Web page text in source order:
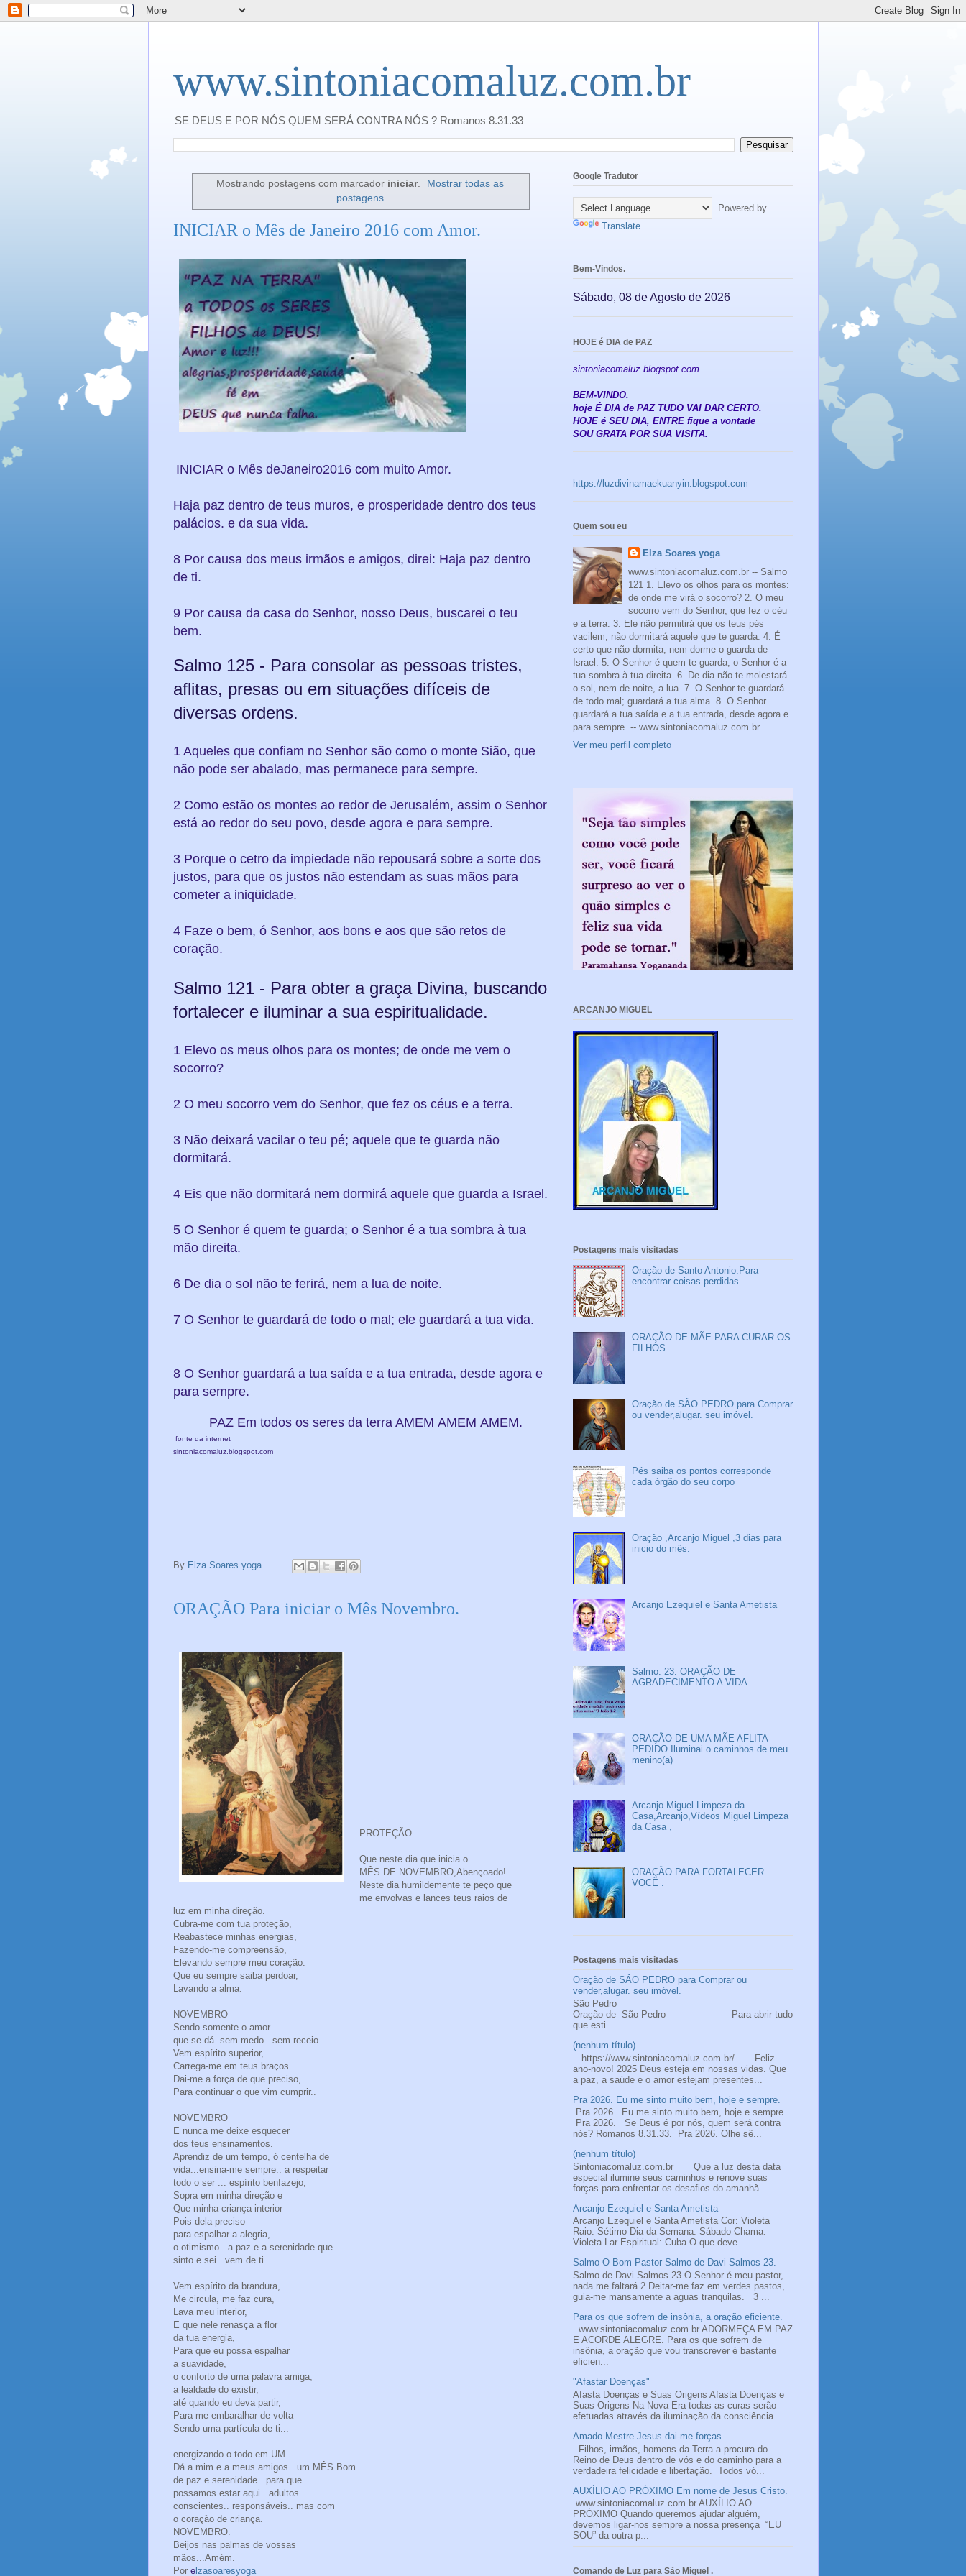
www.sintoniacomaluz.com.br
SE DEUS E POR NÓS QUEM SERÁ CONTRA NÓS ? Romanos 8.31.33
Mostrando postagens com marcador iniciar.
Mostrar todas as
postagens
INICIAR o Mês de Janeiro 2016 com Amor.
INICIAR o Mês deJaneiro2016 com muito Amor.
Haja paz dentro de teus muros, e prosperidade dentro dos teus
palácios. e da sua vida.
8 Por causa dos meus irmãos e amigos, direi: Haja paz dentro
de ti.
9 Por causa da casa do Senhor, nosso Deus, buscarei o teu
bem.
Salmo 125 - Para consolar as pessoas tristes,
aflitas, presas ou em situações difíceis de
diversas ordens.
1 Aqueles que confiam no Senhor são como o monte Sião, que
não pode ser abalado, mas permanece para sempre.
2 Como estão os montes ao redor de Jerusalém, assim o Senhor
está ao redor do seu povo, desde agora e para sempre.
3 Porque o cetro da impiedade não repousará sobre a sorte dos
justos, para que os justos não estendam as suas mãos para
cometer a iniqüidade.
4 Faze o bem, ó Senhor, aos bons e aos que são retos de
coração.
Salmo 121 - Para obter a graça Divina, buscando
fortalecer e iluminar a sua espiritualidade.
1 Elevo os meus olhos para os montes; de onde me vem o
socorro?
2 O meu socorro vem do Senhor, que fez os céus e a terra.
3 Não deixará vacilar o teu pé; aquele que te guarda não
dormitará.
4 Eis que não dormitará nem dormirá aquele que guarda a Israel.
5 O Senhor é quem te guarda; o Senhor é a tua sombra à tua
mão direita.
6 De dia o sol não te ferirá, nem a lua de noite.
7 O Senhor te guardará de todo o mal; ele guardará a tua vida.
8 O Senhor guardará a tua saída e a tua entrada, desde agora e
para sempre.
PAZ Em todos os seres da terra AMEM AMEM AMEM.
fonte da internet
sintoniacomaluz.blogspot.com
By Elza Soares yoga
ORAÇÃO Para iniciar o Mês Novembro.
PROTEÇÃO.
Que neste dia que inicia o
MÊS DE NOVEMBRO,Abençoado!
Neste dia humildemente te peço que
me envolvas e lances teus raios de
luz em minha direção.
Cubra-me com tua proteção,
Reabastece minhas energias,
Fazendo-me compreensão,
Elevando sempre meu coração.
Que eu sempre saiba perdoar,
Lavando a alma.
NOVEMBRO
Sendo somente o amor..
que se dá..sem medo.. sem receio.
Vem espírito superior,
Carrega-me em teus braços.
Dai-me a força de que preciso,
Para continuar o que vim cumprir..
NOVEMBRO
E nunca me deixe esquecer
dos teus ensinamentos.
Aprendiz de um tempo, ó centelha de
vida...ensina-me sempre.. a respeitar
todo o ser ... espírito benfazejo,
Sopra em minha direção e
Que minha criança interior
Pois dela preciso
para espalhar a alegria,
o otimismo.. a paz e a serenidade que
sinto e sei.. vem de ti.
Vem espírito da brandura,
Me circula, me faz cura,
Lava meu interior,
E que nele renasça a flor
da tua energia,
Para que eu possa espalhar
a suavidade,
o conforto de uma palavra amiga,
a lealdade do existir,
até quando eu deva partir,
Para me embaralhar de volta
Sendo uma partícula de ti...
energizando o todo em UM.
Dá a mim e a meus amigos.. um MÊS Bom..
de paz e serenidade.. para que
possamos estar aqui.. adultos..
conscientes.. responsáveis.. mas com
o coração de criança.
NOVEMBRO.
Beijos nas palmas de vossas
mãos...Amém.
Por elzasoaresyoga
Google Tradutor
Powered by
Translate
Bem-Vindos.
Sábado, 08 de Agosto de 2026
HOJE é DIA de PAZ
sintoniacomaluz.blogspot.com
BEM-VINDO.
hoje É DIA de PAZ TUDO VAI DAR CERTO.
HOJE é SEU DIA, ENTRE fique a vontade
SOU GRATA POR SUA VISITA.
https://luzdivinamaekuanyin.blogspot.com
Quem sou eu
Elza Soares yoga
www.sintoniacomaluz.com.br -- Salmo
121 1. Elevo os olhos para os montes:
de onde me virá o socorro? 2. O meu
socorro vem do Senhor, que fez o céu
e a terra. 3. Ele não permitirá que os teus pés
vacilem; não dormitará aquele que te guarda. 4. É
certo que não dormita, nem dorme o guarda de
Israel. 5. O Senhor é quem te guarda; o Senhor é a
tua sombra à tua direita. 6. De dia não te molestará
o sol, nem de noite, a lua. 7. O Senhor te guardará
de todo mal; guardará a tua alma. 8. O Senhor
guardará a tua saída e a tua entrada, desde agora e
para sempre. -- www.sintoniacomaluz.com.br
Ver meu perfil completo
ARCANJO MIGUEL
Postagens mais visitadas
Oração de Santo Antonio.Para
encontrar coisas perdidas .
ORAÇÃO DE MÃE PARA CURAR OS
FILHOS.
Oração de SÃO PEDRO para Comprar
ou vender,alugar. seu imóvel.
Pés saiba os pontos corresponde
cada órgão do seu corpo
Oração ,Arcanjo Miguel ,3 dias para
inicio do mês.
Arcanjo Ezequiel e Santa Ametista
Salmo. 23. ORAÇÃO DE
AGRADECIMENTO A VIDA
ORAÇÃO DE UMA MÃE AFLITA
PEDIDO Iluminai o caminhos de meu
menino(a)
Arcanjo Miguel Limpeza da
Casa,Arcanjo,Vídeos Miguel Limpeza
da Casa ,
ORAÇÃO PARA FORTALECER
VOCÊ .
Postagens mais visitadas
Oração de SÃO PEDRO para Comprar ou
vender,alugar. seu imóvel.
São Pedro
Oração de São Pedro Para abrir tudo
que esti...
(nenhum título)
https://www.sintoniacomaluz.com.br/ Feliz
ano-novo! 2025 Deus esteja em nossas vidas. Que
a paz, a saúde e o amor estejam presentes...
Pra 2026. Eu me sinto muito bem, hoje e sempre.
Pra 2026. Eu me sinto muito bem, hoje e sempre.
Pra 2026. Se Deus é por nós, quem será contra
nós? Romanos 8.31.33. Pra 2026. Olhe sê...
(nenhum título)
Sintoniacomaluz.com.br Que a luz desta data
especial ilumine seus caminhos e renove suas
forças para enfrentar os desafios do amanhã. ...
Arcanjo Ezequiel e Santa Ametista
Arcanjo Ezequiel e Santa Ametista Cor: Violeta
Raio: Sétimo Dia da Semana: Sábado Chama:
Violeta Lar Espiritual: Cuba O que deve...
Salmo O Bom Pastor Salmo de Davi Salmos 23.
Salmo de Davi Salmos 23 O Senhor é meu pastor,
nada me faltará 2 Deitar-me faz em verdes pastos,
guia-me mansamente a aguas tranquilas. 3 ...
Para os que sofrem de insônia, a oração eficiente.
www.sintoniacomaluz.com.br ADORMEÇA EM PAZ
E ACORDE ALEGRE. Para os que sofrem de
insônia, a oração que vou transcrever é bastante
eficien...
"Afastar Doenças"
Afasta Doenças e Suas Origens Afasta Doenças e
Suas Origens Na Nova Era todas as curas serão
efetuadas através da iluminação da consciência...
Amado Mestre Jesus dai-me forças .
Filhos, irmãos, homens da Terra a procura do
Reino de Deus dentro de vós e do caminho para a
verdadeira felicidade e libertação. Todos vó...
AUXÍLIO AO PRÓXIMO Em nome de Jesus Cristo.
www.sintoniacomaluz.com.br AUXÍLIO AO
PRÓXIMO Quando queremos ajudar alguém,
devemos ligar-nos sempre a nossa presença “EU
SOU” da outra p...
Comando de Luz para São Miguel .